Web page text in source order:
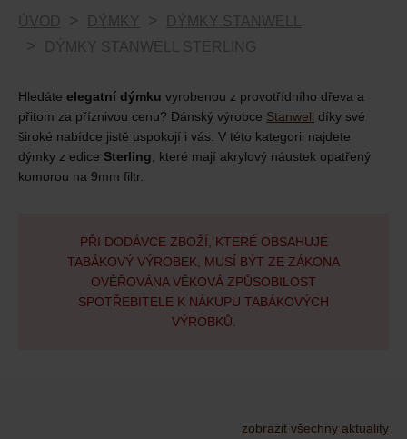
ÚVOD DÝMKY
DÝMKY STANWELL
DÝMKY STANWELL STERLING
Hledáte elegatní dýmku vyrobenou z provotřídního dřeva a
přitom za příznivou cenu? Dánský výrobce Stanwell díky své
široké nabídce jistě uspokojí i vás. V této kategorii najdete
dýmky z edice Sterling , které mají akrylový náustek opatřený
komorou na 9mm filtr.
PŘI DODÁVCE ZBOŽÍ, KTERÉ OBSAHUJE
TABÁKOVÝ VÝROBEK, MUSÍ BÝT ZE ZÁKONA
OVĚŘOVÁNA VĚKOVÁ ZPŮSOBILOST
SPOTŘEBITELE K NÁKUPU TABÁKOVÝCH
VÝROBKŮ.
zobrazit všechny aktuality